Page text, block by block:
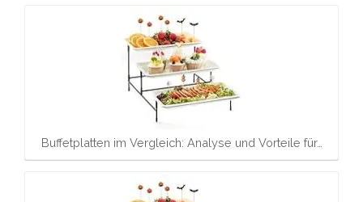
Buffetplatten im Vergleich: Analyse und Vorteile für…